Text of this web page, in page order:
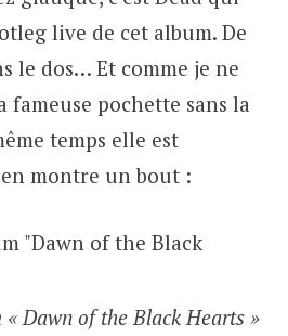
live de cet album. De
le dos… Et comme je ne
fameuse pochette sans la
temps elle est
montre un bout :
« Dawn of the Black Hearts »